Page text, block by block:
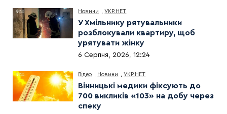
Новини ,УКР.НЕТ
У Хмільнику рятувальники
розблокували квартиру, щоб
урятувати жінку
6 Серпня, 2026, 12:24
Відео Новини ,УКР.НЕТ
Вінницькі медики фіксують до
700 викликів «103» на добу через
спеку